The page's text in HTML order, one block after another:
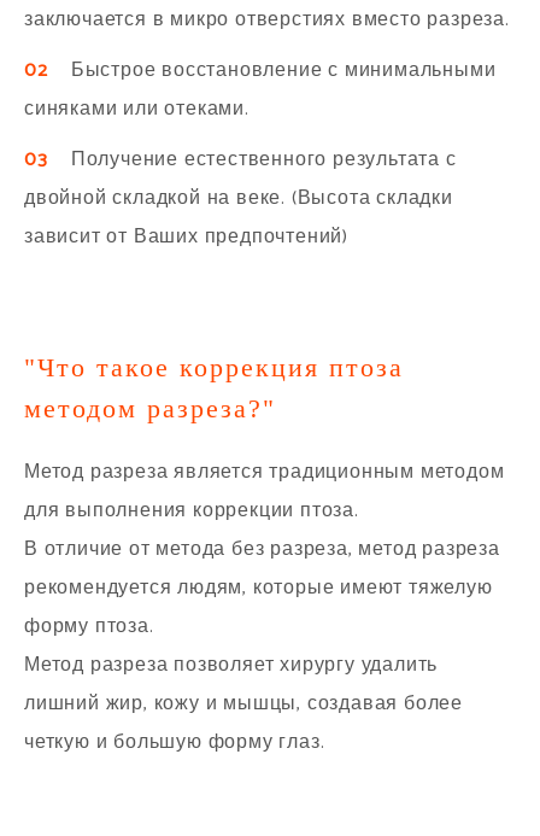
заключается в микро отверстиях вместо разреза.
02Быстрое восстановление с минимальными
синяками или отеками.
03 Получение естественного результата с
двойной складкой на веке. (Высота складки
зависит от Ваших предпочтений)
"Что такое коррекция птоза
методом разреза?"
Метод разреза является традиционным методом
для выполнения коррекции птоза.
В отличие от метода без разреза, метод разреза
рекомендуется людям, которые имеют тяжелую
форму птоза.
Метод разреза позволяет хирургу удалить
лишний жир, кожу и мышцы, создавая более
четкую и большую форму глаз.